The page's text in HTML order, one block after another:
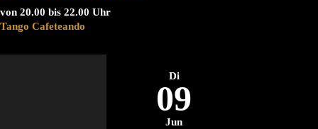
von 20.00 bis 22.00 Uhr
Tango Cafeteando
Di
09
Jun